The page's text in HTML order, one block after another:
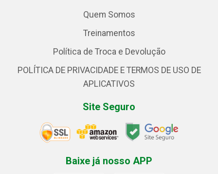
Quem Somos
Treinamentos
Política de Troca e Devolução
POLÍTICA DE PRIVACIDADE E TERMOS DE USO DE
APLICATIVOS
Site Seguro
Baixe já nosso APP